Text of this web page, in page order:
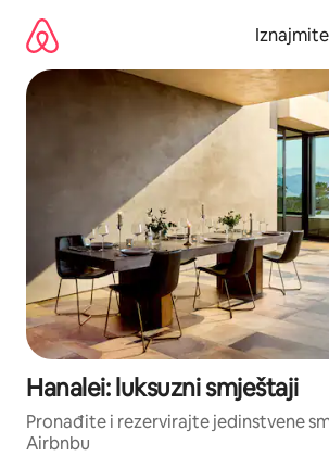
sadržaj
Hanalei: luksuzni smještaji
Pronađite i rezervirajte jedinstvene
Airbnbu